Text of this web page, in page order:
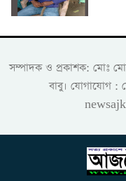
সম্পাদক ও প্রকাশক: মোঃ
বাবু। যোগাযোগ